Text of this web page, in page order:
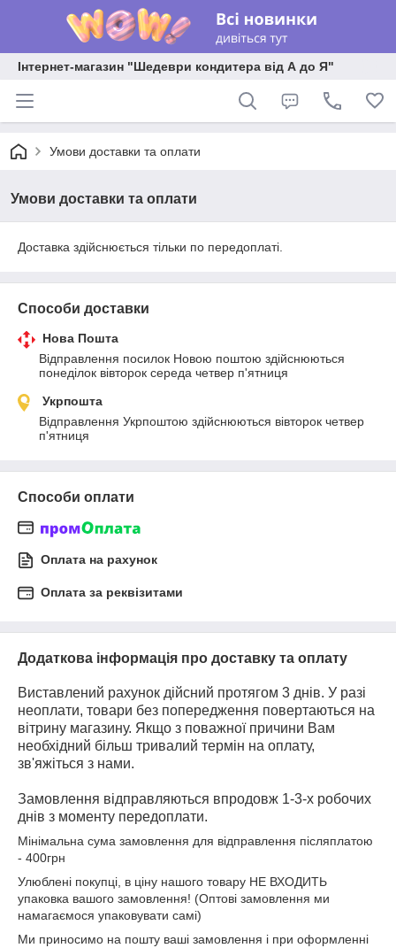
Інтернет-магазин "Шедеври кондитера від А до Я"
Умови доставки та оплати
Умови доставки та оплати
Доставка здійснюється тільки по передоплаті.
Способи доставки
Нова Пошта
Відправлення посилок Новою поштою здійснюються
понеділок вівторок середа четвер п'ятниця
Укрпошта
Відправлення Укрпоштою здійснюються вівторок четвер
п'ятниця
Способи оплати
Оплата на рахунок
Оплата за реквізитами
Додаткова інформація про доставку та оплату
Виставлений рахунок дійсний протягом 3 днів. У разі
неоплати, товари без попередження повертаються на
вітрину магазину. Якщо з поважної причини Вам
необхідний більш тривалий термін на оплату,
зв'яжіться з нами.
Замовлення відправляються впродовж 1-3-х робочих
днів з моменту передоплати.
Мінімальна сума замовлення для відправлення післяплатою
- 400грн
Улюблені покупці, в ціну нашого товару НЕ ВХОДИТЬ
упаковка вашого замовлення! (Оптові замовлення ми
намагаємося упаковувати самі)
Ми приносимо на пошту ваші замовлення і при оформленні